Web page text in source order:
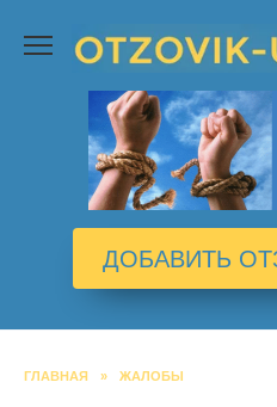
содержанию
ДОБАВИТЬ
ГЛАВНАЯ » ЖАЛОБЫ